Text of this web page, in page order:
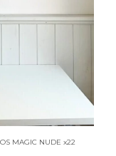
MAGIC NUDE x22